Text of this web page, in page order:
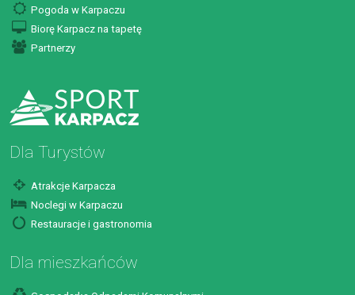
Pogoda w Karpaczu
Biorę Karpacz na tapetę
Partnerzy
Dla Turystów
Atrakcje Karpacza
Noclegi w Karpaczu
Restauracje i gastronomia
Dla mieszkańców